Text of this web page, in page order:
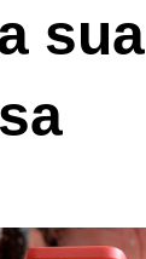
sua